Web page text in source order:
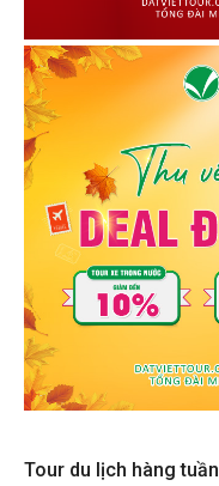
Tour du lịch hàng tuần